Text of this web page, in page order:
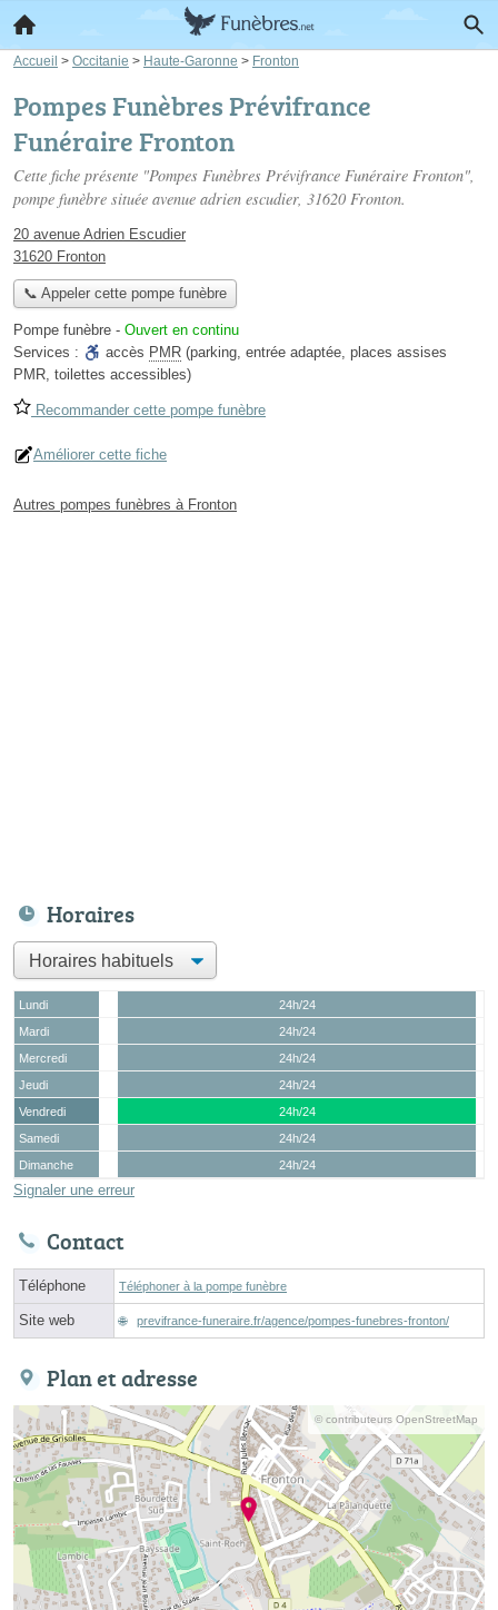
Accueil > Occitanie > Haute-Garonne > Fronton
Pompes Funèbres Prévifrance
Funéraire Fronton
Cette fiche présente "Pompes Funèbres Prévifrance Funéraire Fronton",
pompe funèbre située avenue adrien escudier, 31620 Fronton.
20 avenue Adrien Escudier
31620 Fronton
📞 Appeler cette pompe funèbre
Pompe funèbre - Ouvert en continu
Services :
accès PMR (parking, entrée adaptée, places assises
PMR, toilettes accessibles)
Recommander cette pompe funèbre
Améliorer cette fiche
Autres pompes funèbres à Fronton
Horaires
Lundi
24h/24
Mardi
24h/24
Mercredi
24h/24
Jeudi
24h/24
Vendredi
24h/24
Samedi
24h/24
Dimanche
24h/24
Signaler une erreur
Contact
Téléphone Téléphoner à la pompe funèbre
Site web previfrance-funeraire.fr/agence/pompes-funebres-fronton/
Plan et adresse
© contributeurs OpenStreetMap